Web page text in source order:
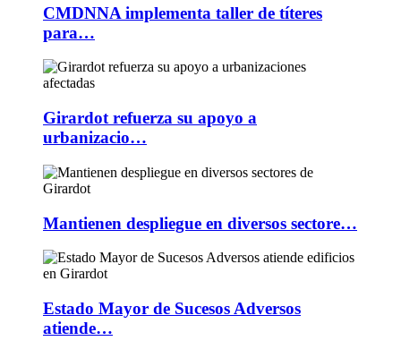
CMDNNA implementa taller de títeres
para…
Girardot refuerza su apoyo a
urbanizacio…
Mantienen despliegue en diversos sectore…
Estado Mayor de Sucesos Adversos
atiende…